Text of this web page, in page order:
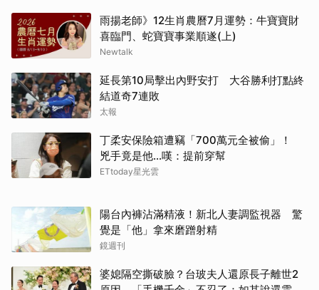
雨揚老師》12生肖農曆7月運勢：牛寶寶財
喜臨門、蛇寶寶事業順遂(上)
Newtalk
延長第10局擊出內野安打 大谷勝利打點終
結道奇7連敗
太報
丁柔安保險箱遭竊「700萬元全被偷」！
兇手竟是他...嘆：提前穿幫
ETtoday星光雲
陽台內褲沾滿精液！新北人妻調監視器 驚
覺是「他」拿來磨蹭射精
鏡週刊
婆媳隔空撕破臉？台玻夫人還原長子離世2